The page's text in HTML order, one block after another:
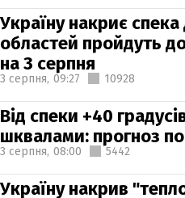
Україну накриє
областей пройдуть
на 3 серпня
3 серпня, 09:27 10928
Від спеки +40
шквалами: прогноз
3 серпня, 08:00 5442
Україну накрив